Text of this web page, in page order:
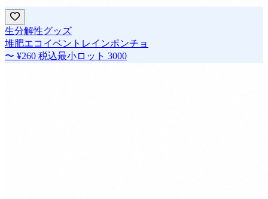
生分解性グッズ
堆肥エコイベントレインポンチョ
〜 ¥260 税込最小ロット 3000